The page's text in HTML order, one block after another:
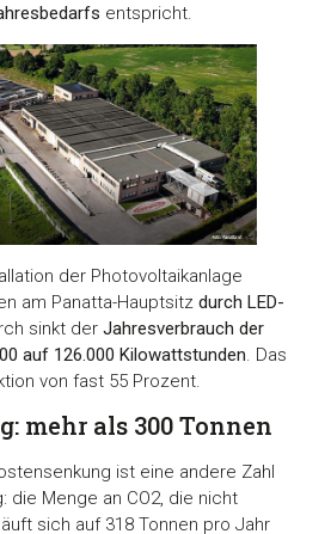
entspricht.
der Photovoltaikanlage
am Panatta-Hauptsitzdurch LED-
sinkt derJahresverbrauch der
auf 126.000 Kilowattstunden. Das
von fast 55 Prozent.
mehr als 300 Tonnen
ist eine andere Zahl
die Menge an CO2, die nicht
sich auf 318 Tonnen pro Jahr